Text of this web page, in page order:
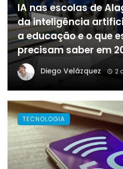
IA nas escolas de
da inteligência
a educação e o que
precisam saber em
Diego Velázquez 2
TECNOLOGIA